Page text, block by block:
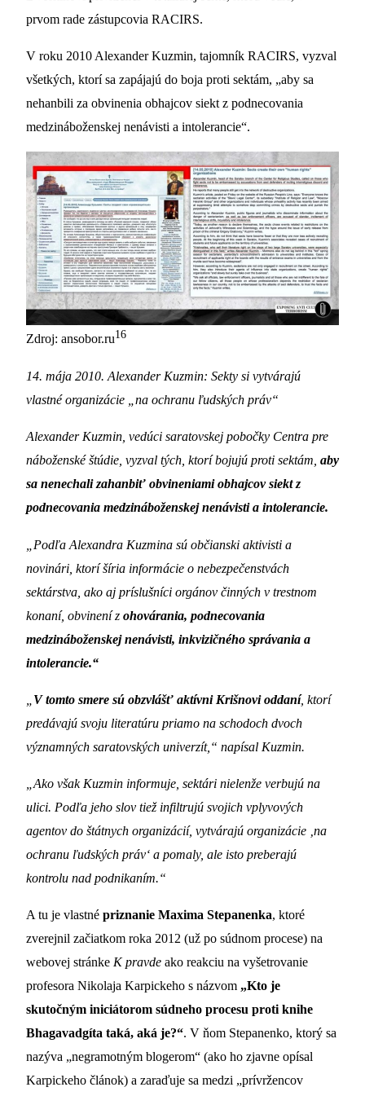
prvom rade zástupcovia RACIRS.
V roku 2010 Alexander Kuzmin, tajomník RACIRS, vyzval
všetkých, ktorí sa zapájajú do boja proti sektám, „aby sa
nehanbili za obvinenia obhajcov siekt z podnecovania
medzináboženskej nenávisti a intolerancie“.
Zdroj: ansobor.ru16
14. mája 2010. Alexander Kuzmin: Sekty si vytvárajú
vlastné organizácie „na ochranu ľudských práv“
Alexander Kuzmin, vedúci saratovskej pobočky Centra pre
náboženské štúdie, vyzval tých, ktorí bojujú proti sektám, aby
sa nenechali zahanbiť obvineniami obhajcov siekt z
podnecovania medzináboženskej nenávisti a intolerancie.
„Podľa Alexandra Kuzmina sú občianski aktivisti a
novinári, ktorí šíria informácie o nebezpečenstvách
sektárstva, ako aj príslušníci orgánov činných v trestnom
konaní, obvinení z ohovárania, podnecovania
medzináboženskej nenávisti, inkvizičného správania a
intolerancie.“
V tomto smere sú obzvlášť aktívni Krišnovi oddaní, ktorí
predávajú svoju literatúru priamo na schodoch dvoch
významných saratovských univerzít,“ napísal Kuzmin.
„Ako však Kuzmin informuje, sektári nielenže verbujú na
ulici. Podľa jeho slov tiež infiltrujú svojich vplyvových
agentov do štátnych organizácií, vytvárajú organizácie ‚na
ochranu ľudských práv‘ a pomaly, ale isto preberajú
kontrolu nad podnikaním.“
A tu je vlastné priznanie Maxima Stepanenka, ktoré
zverejnil začiatkom roka 2012 (už po súdnom procese) na
webovej stránke K pravde ako reakciu na vyšetrovanie
profesora Nikolaja Karpickeho s názvom „Kto je
skutočným iniciátorom súdneho procesu proti knihe
Bhagavadgíta taká, aká je?“. V ňom Stepanenko, ktorý sa
nazýva „negramotným blogerom“ (ako ho zjavne opísal
Karpickeho článok) a zaraďuje sa medzi „prívržencov